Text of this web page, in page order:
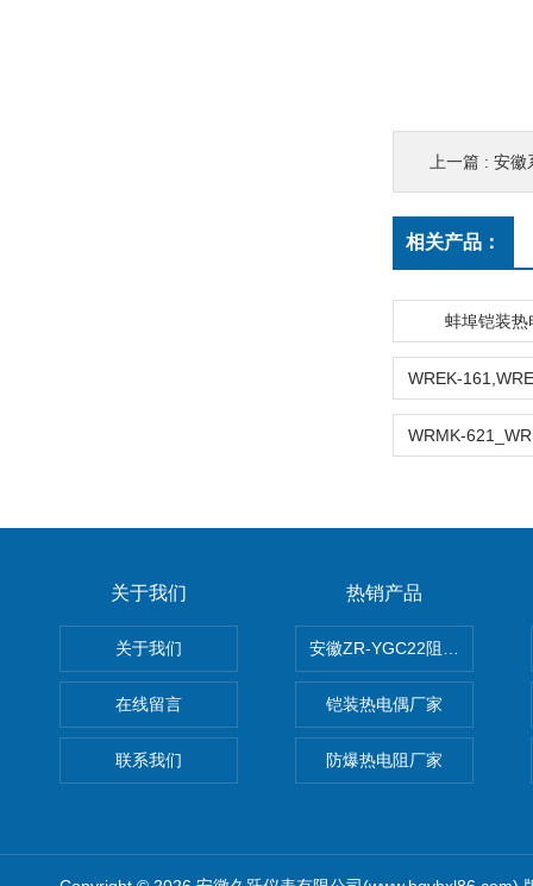
上一篇 : 安徽系
相关产品：
蚌埠铠装热
关于我们
关于我们
在线留言
联系我们
热销产品
安徽ZR-YGC22阻燃硅橡胶电
铠装热电偶厂家
防爆热电阻厂家